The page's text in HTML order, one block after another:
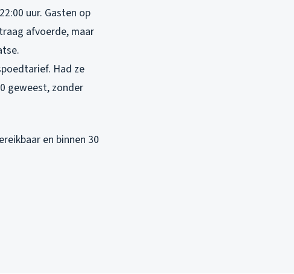
uur. Gasten op
afvoerde, maar
Had ze
geweest, zonder
en binnen 30